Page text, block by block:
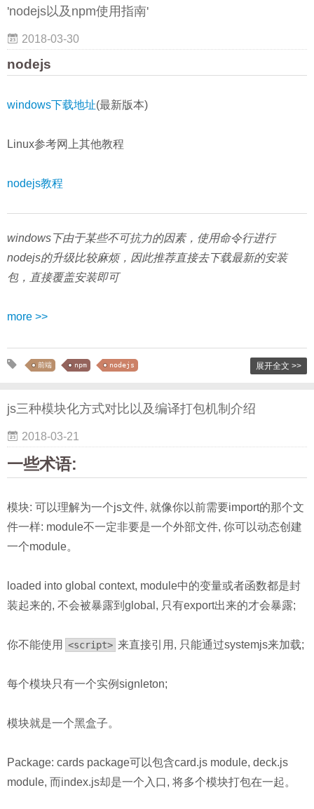
'nodejs以及npm使用指南'
2018-03-30
nodejs
windows下载地址(最新版本)
Linux参考网上其他教程
nodejs教程
windows下由于某些不可抗力的因素，使用命令行进行
nodejs的升级比较麻烦，因此推荐直接去下载最新的安装
包，直接覆盖安装即可
more >>
前端 npm nodejs 展开全文 >>
js三种模块化方式对比以及编译打包机制介绍
2018-03-21
一些术语:
模块: 可以理解为一个js文件, 就像你以前需要import的那个文
件一样: module不一定非要是一个外部文件, 你可以动态创建
一个module。
loaded into global context, module中的变量或者函数都是封
装起来的, 不会被暴露到global, 只有export出来的才会暴露;
你不能使用 <script> 来直接引用, 只能通过systemjs来加载;
每个模块只有一个实例signleton;
模块就是一个黑盒子。
Package: cards package可以包含card.js module, deck.js
module, 而index.js却是一个入口, 将多个模块打包在一起。